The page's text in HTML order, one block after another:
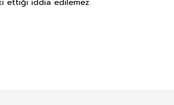
ettiği iddia edilemez.